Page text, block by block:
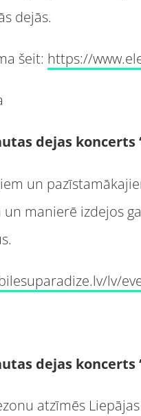
dejās.
šeit: https://
dejas
un
manierē izdejos
lv/
dejas koncerts
atzīmēs